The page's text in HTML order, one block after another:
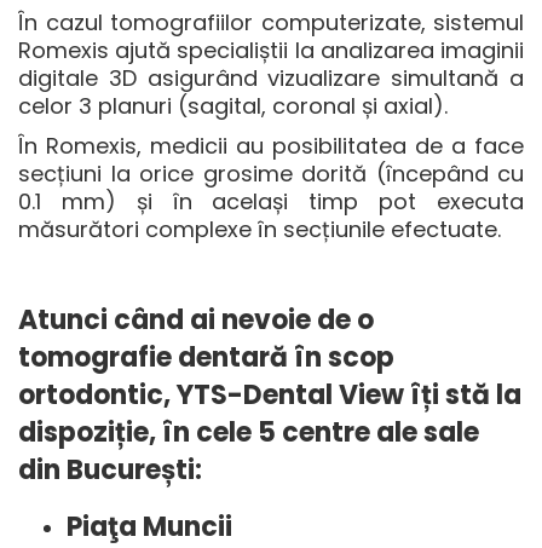
În cazul tomografiilor computerizate, sistemul
Romexis ajută specialiștii la analizarea imaginii
digitale 3D asigurând vizualizare simultană a
celor 3 planuri (sagital, coronal și axial).
În Romexis, medicii au posibilitatea de a face
secțiuni la orice grosime dorită (începând cu
0.1 mm) și în același timp pot executa
măsurători complexe în secțiunile efectuate.
Atunci când ai nevoie de o
tomografie dentară în scop
ortodontic, YTS-Dental View îți stă la
dispoziție, în cele 5 centre ale sale
din București:
Piaţa Muncii